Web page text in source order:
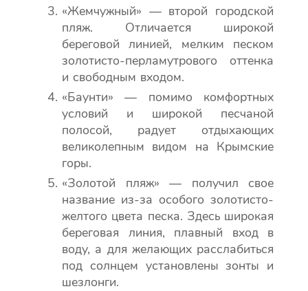
«Жемчужный» — второй городской
пляж. Отличается широкой
береговой линией, мелким песком
золотисто-перламутрового оттенка
и свободным входом.
«Баунти» — помимо комфортных
условий и широкой песчаной
полосой, радует отдыхающих
великолепным видом на Крымские
горы.
«Золотой пляж» — получил свое
название из-за особого золотисто-
желтого цвета песка. Здесь широкая
береговая линия, плавный вход в
воду, а для желающих расслабиться
под солнцем установлены зонты и
шезлонги.